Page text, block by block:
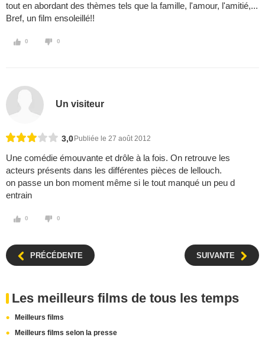
tout en abordant des thèmes tels que la famille, l'amour, l'amitié,...
Bref, un film ensoleillé!!
0 0
Un visiteur
3,0 Publiée le 27 août 2012
Une comédie émouvante et drôle à la fois. On retrouve les
acteurs présents dans les différentes pièces de lellouch.
on passe un bon moment même si le tout manqué un peu d
entrain
0 0
PRÉCÉDENTE SUIVANTE
Les meilleurs films de tous les temps
Meilleurs films
Meilleurs films selon la presse